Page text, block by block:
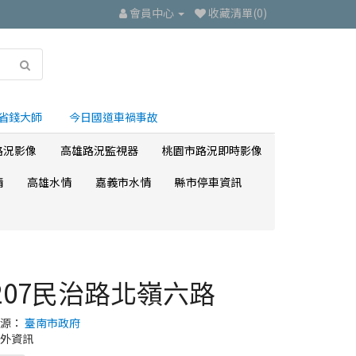
會員中心 收藏清單(0)
錢大師 今日國道車禍事故
影像 高雄路況監視器
桃園市路況即時影像
高雄水情 嘉義市水情 縣市停車資訊
民治路北嶺六路
： 臺南市政府
資訊